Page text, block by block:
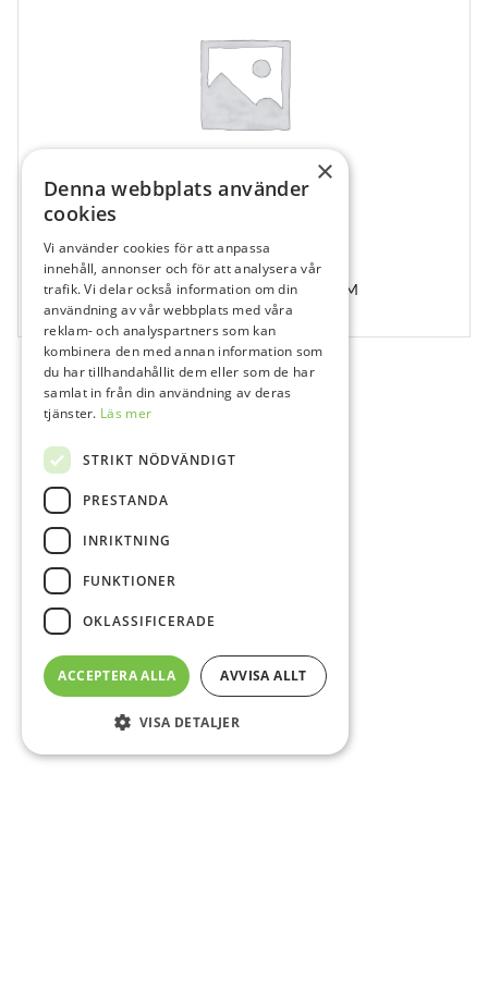
210680
WRENCH INSERT TRI-NEX °5 M, I-WI-LH50M
1 st
×
Denna webbplats använder
cookies
Vi använder cookies för att anpassa
innehåll, annonser och för att analysera vår
trafik. Vi delar också information om din
användning av vår webbplats med våra
reklam- och analyspartners som kan
kombinera den med annan information som
du har tillhandahållit dem eller som de har
samlat in från din användning av deras
tjänster. Läs mer
STRIKT NÖDVÄNDIGT
PRESTANDA
INRIKTNING
FUNKTIONER
OKLASSIFICERADE
ACCEPTERA ALLA AVVISA ALLT
VISA DETALJER